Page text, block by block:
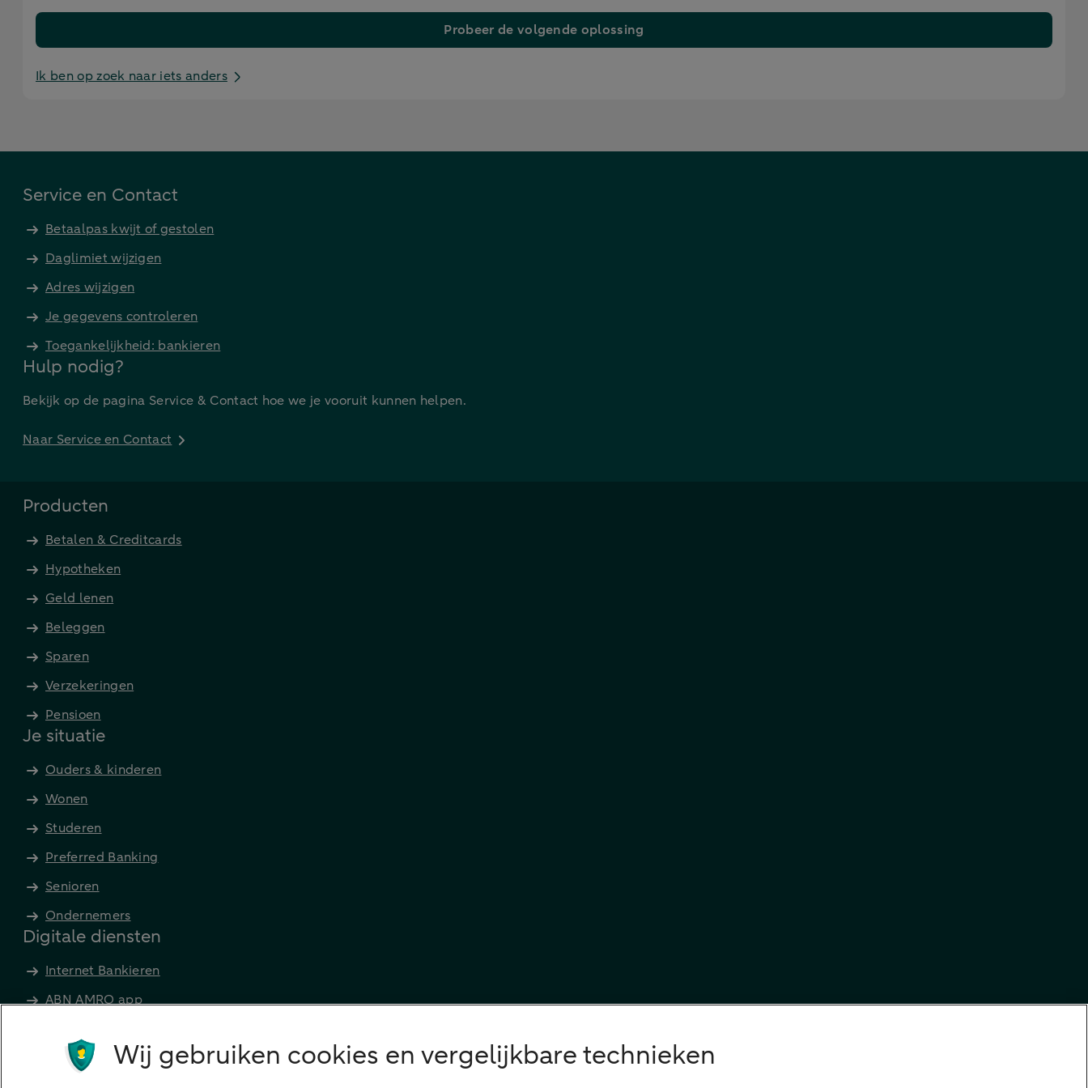
Probeer de volgende oplossing
Ik ben op zoek naar iets anders
Service en Contact
Betaalpas kwijt of gestolen
Daglimiet wijzigen
Adres wijzigen
Je gegevens controleren
Toegankelijkheid: bankieren
Hulp nodig?
Bekijk op de pagina Service & Contact hoe we je vooruit kunnen helpen.
Naar Service en Contact
Producten
Betalen & Creditcards
Hypotheken
Geld lenen
Beleggen
Sparen
Verzekeringen
Pensioen
Je situatie
Ouders & kinderen
Wonen
Studeren
Preferred Banking
Senioren
Ondernemers
Digitale diensten
Internet Bankieren
ABN AMRO app
Apple Pay
Wij gebruiken cookies en vergelijkbare technieken